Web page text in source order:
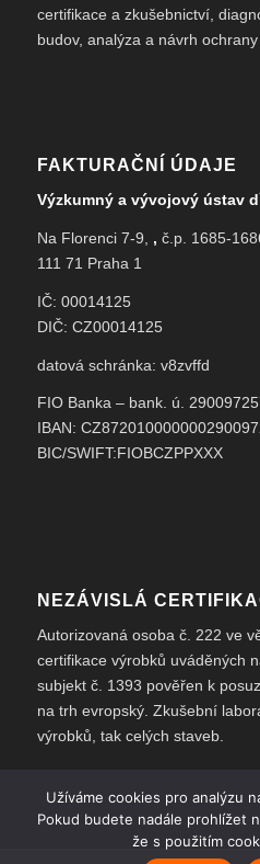
certifikace a zkušebnictví,
budov, analýza a návrh
FAKTURAČNÍ ÚDAJE
Výzkumný a vývojový ústav
Na Florenci 7-9, , č.p. 1685-
111 71 Praha 1
IČ: 00014125
DIČ: CZ00014125
datová schránka: v8zvffd
FIO Banka – bank. ú.
IBAN:
BIC/SWIFT:FIOBCZPPXXX
NEZÁVISLÁ
Autorizovaná osoba č. 222 ve
certifikace výrobků uváděných
subjekt č. 1393 pověřen k
na trh evropský. Zkušební
výrobků, tak celých staveb.
Užíváme cookies pro analýzu
Pokud budete nadále prohlížet
že s použitím